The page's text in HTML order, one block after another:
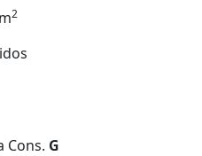
2
Cons. G